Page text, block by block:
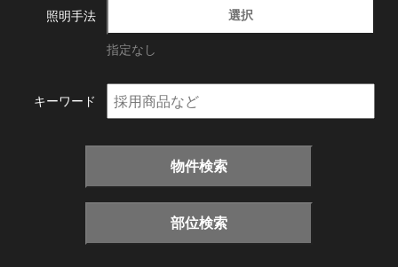
照明手法 選択
指定なし
キーワード
物件検索
部位検索